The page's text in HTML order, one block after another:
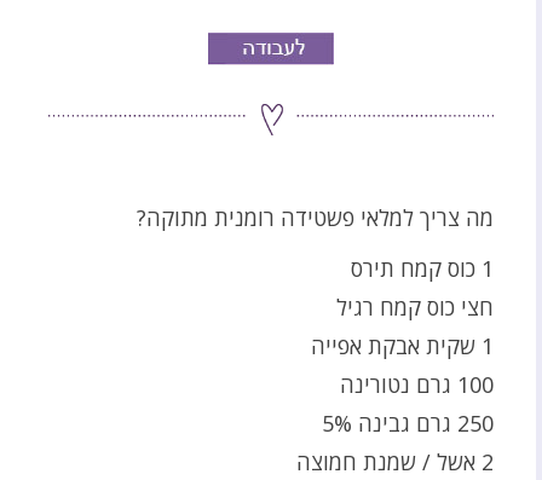
מה צריך למלאי פשטידה רומנית מתוקה?
1 כוס קמח תירס
חצי כוס קמח רגיל
1 שקית אבקת אפייה
100 גרם נטורינה
250 גרם גבינה 5%
2 אשל / שמנת חמוצה